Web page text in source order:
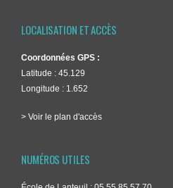
LOCALISATION ET ACCÈS
Coordonnées GPS :
Latitude : 45.129
Longitude : 1.652
> Voir le plan d'accès
NUMÉROS UTILES